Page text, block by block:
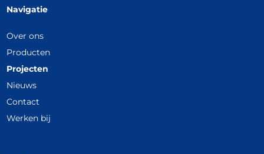
Navigatie
Over ons
Producten
Projecten
Nieuws
Contact
Werken bij